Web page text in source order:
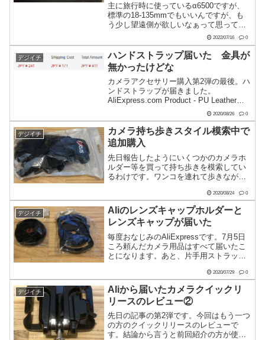
主に旅行時に使っているα6500ですが、
標準の18-135mmでもいいんですが、も
う少し望遠側が欲しいなぁって思ってて
レンズ物色してました。そこまでのこだ
わりは無いですし、沼にはハマりたくな
いのでオールマイティに使えそうなもの
ってことで選ん...
2022/07/16 0
デジイチ
ハンドストラップ届いた 金具が
無かったけどな
カメラアクセサリー購入第2弾の最後。ハ
ンドストラップが届きました。
AliExpress.com Product - PU Leather
Camera Wrist Hand Strap Double Layer
Grip for Canon...
2020/08/26 0
デジイチ
カメラ持ち歩きスタイル模索中で
追加購入
先日報告したようにいくつかのカメラホ
ルダー等を買って持ち歩きを模索してい
るわけです。ワンコを連れて歩きながら
う難しいミッションなので、いかに楽に
簡単にできるかってのがむつかし
い。。。胸につけたり腰につけた...
2020/08/24 0
デジイチ
Aliのレンズキャップホルダーと
レンズキャップが届いた
毎度おなじみのAliExpressです。7月5日
ころ頼んだカメラ用品はすべて届いたこ
とになります。あと、片手用ストラップ
で、今回届いたのはこちら。袋から取り
出しました。右がレンズキャップホルダ
ー。これです。...
2020/07/29 0
デジイチ
Aliから届いたカメラクイックリ
リースのレビュー②
先日の記事の第2弾です。今回はもう一つ
の方のクイックリリースのレビューで
す。結論から言うと前回紹介の方が使い